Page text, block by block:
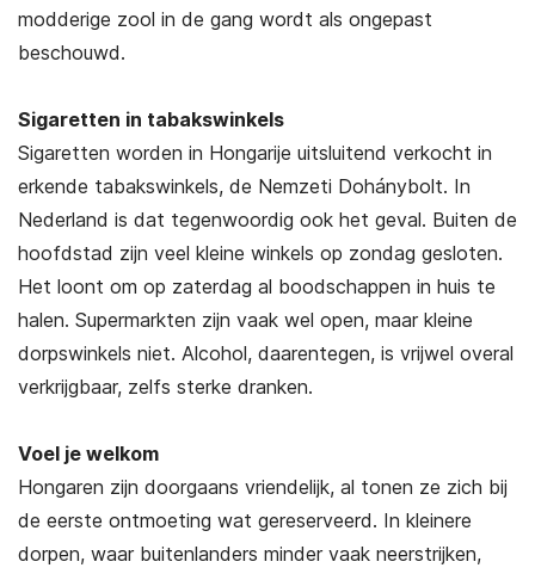
modderige zool in de gang wordt als ongepast
beschouwd.
Sigaretten in tabakswinkels
Sigaretten worden in Hongarije uitsluitend verkocht in
erkende tabakswinkels, de Nemzeti Dohánybolt. In
Nederland is dat tegenwoordig ook het geval. Buiten de
hoofdstad zijn veel kleine winkels op zondag gesloten.
Het loont om op zaterdag al boodschappen in huis te
halen. Supermarkten zijn vaak wel open, maar kleine
dorpswinkels niet. Alcohol, daarentegen, is vrijwel overal
verkrijgbaar, zelfs sterke dranken.
Voel je welkom
Hongaren zijn doorgaans vriendelijk, al tonen ze zich bij
de eerste ontmoeting wat gereserveerd. In kleinere
dorpen, waar buitenlanders minder vaak neerstrijken,